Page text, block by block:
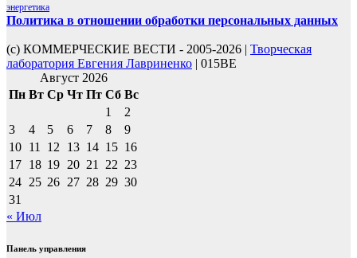
энергетика
Политика в отношении обработки персональных данных
(с) КОММЕРЧЕСКИЕ ВЕСТИ - 2005-2026 | Творческая
лаборатория Евгения Лавриненко | 015BE
Август 2026
Пн Вт Ср Чт Пт Сб Вс
1
2
3
4 5 6 7 8
9
10 11 12 13 14 15 16
17 18 19 20 21 22 23
24 25 26 27 28 29 30
31
« Июл
Панель управления